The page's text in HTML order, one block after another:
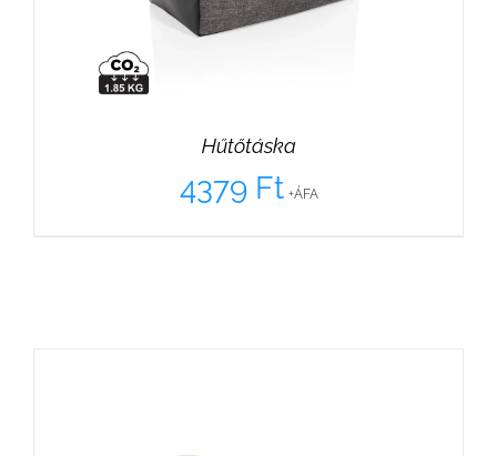
Hűtőtáska
4379 Ft +ÁFA